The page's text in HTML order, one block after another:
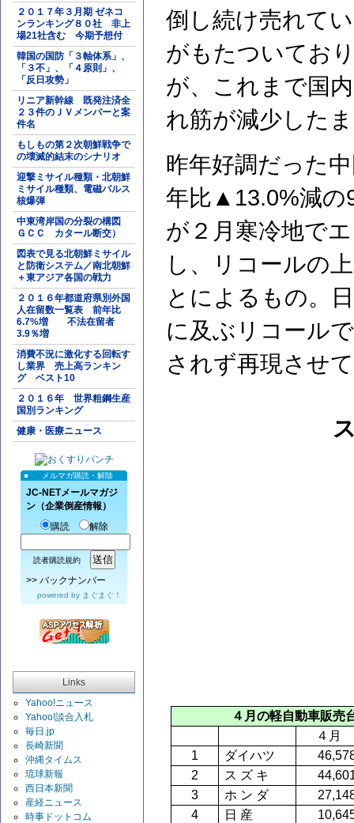
２０１７年３月期 ゼネコ
ンランキング８０社 非上
場21社含む 今期予想付
韓国の国防「３軸体系」、
「３不」、「４原則」、
「反日攻勢」
リニア新幹線 既発注済全
２３件のＪＶメンバーと案
件名
もしもの第２次朝鮮戦争で
の壊滅的結末のシナリオ
迎撃ミサイル種類・北朝鮮
ミサイル種類、電磁パルス
核爆弾
中東湾岸国の分裂の構図
ＧＣＣ カタール断交）
図表で見る北朝鮮ミサイル
と防衛システム／南北朝鮮
＋東アジア各国の戦力
２０１６年都道府県別外国
人在留数一覧表 前年比
6.7%増 不法在留者
3.9％増
消費不況に激化する回転す
し業界 売上高ランキン
グ ベスト10
２０１６年 世界粗鋼生産
国別ランキング
健康・医療ニュース
メルマガ購読・解除
JC-NETメールマガジ
ン（企業倒産情報）
購読
解除
読者購読規約
>> バックナンバー
powered by まぐまぐ！
Links
Yahoo!ニュース
Yahoo!談合入札
毎日.jp
長崎新聞
沖縄タイムス
琉球新報
西日本新聞
産経ニュース
時事ドットコム
倒し続け売れて
がもたついてお
が、これまで国
れ筋が減少した
昨年好調だった
年比▲13.0%減の
が２月寒冷地で
し、リコールの
とによるもの。
に及ぶリコール
されず再現させ
４月の軽自動車販
４月
1
ダイハツ
2
ス ズ キ
3
ホ ン ダ
4
日 産